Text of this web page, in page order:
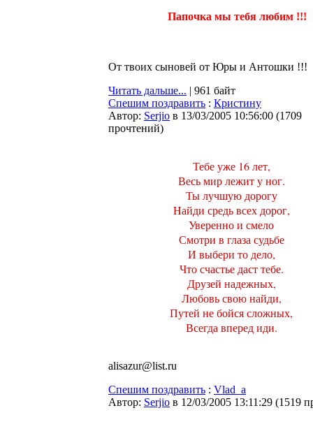
Папочка мы тебя любим !!!
От твоих сыновей от Юры и Антошки !!!
Читать дальше... | 961 байт
Спешим поздравить : Кристину
Автор: Serjio в 13/03/2005 10:56:00 (1709
прочтений)
Тебе уже 16 лет,
Весь мир лежит у ног.
Ты лучшую дорогу
Hайди средь всех дорог,
Уверенно и смело
Смотри в глаза судьбе
И выбери то дело,
Что счастье даст тебе.
Друзей надежных,
Любовь свою найди,
Путей не бойся сложных,
Всегда вперед иди.
alisazur@list.ru
Спешим поздравить : Vlad_a
Автор: Serjio в 12/03/2005 13:11:29 (1519